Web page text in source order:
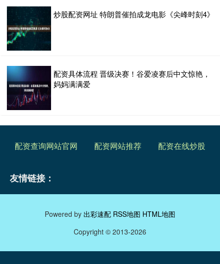
炒股配资网址 特朗普催拍成龙电影《尖峰时刻4》
配资具体流程 晋级决赛！谷爱凌赛后中文惊艳，
妈妈满满爱
配资查询网站官网 配资网站推荐 配资在线炒股
友情链接：
Powered by 出彩速配 RSS地图 HTML地图
Copyright © 2013-2026